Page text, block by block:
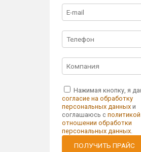
Нажимая кнопку, я
согласие на обработку
персональных данных и
соглашаюсь с
отношении обработки
персональных данных.
ПОЛУЧИТЬ ПРАЙС